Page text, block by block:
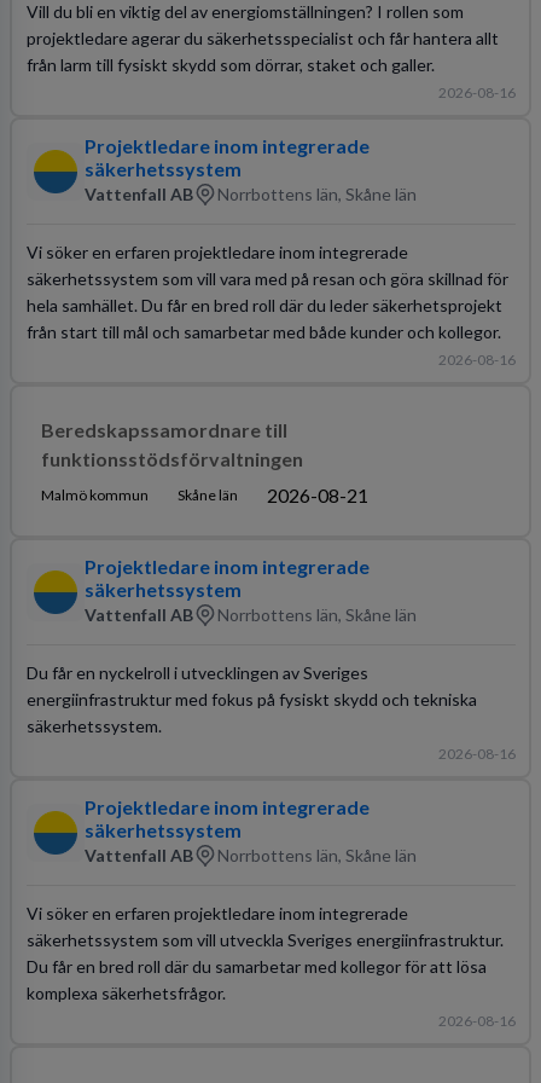
Vill du bli en viktig del av energiomställningen? I rollen som
projektledare agerar du säkerhetsspecialist och får hantera allt
från larm till fysiskt skydd som dörrar, staket och galler.
2026-08-16
Projektledare inom integrerade
säkerhetssystem
Vattenfall AB Norrbottens län, Skåne län
Vi söker en erfaren projektledare inom integrerade
säkerhetssystem som vill vara med på resan och göra skillnad för
hela samhället. Du får en bred roll där du leder säkerhetsprojekt
från start till mål och samarbetar med både kunder och kollegor.
2026-08-16
Beredskapssamordnare till
funktionsstödsförvaltningen
Malmö kommun Skåne län 2026-08-21
Projektledare inom integrerade
säkerhetssystem
Vattenfall AB Norrbottens län, Skåne län
Du får en nyckelroll i utvecklingen av Sveriges
energiinfrastruktur med fokus på fysiskt skydd och tekniska
säkerhetssystem.
2026-08-16
Projektledare inom integrerade
säkerhetssystem
Vattenfall AB Norrbottens län, Skåne län
Vi söker en erfaren projektledare inom integrerade
säkerhetssystem som vill utveckla Sveriges energiinfrastruktur.
Du får en bred roll där du samarbetar med kollegor för att lösa
komplexa säkerhetsfrågor.
2026-08-16